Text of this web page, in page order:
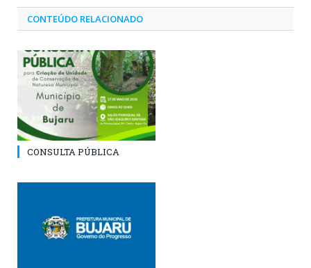
CONTEÚDO RELACIONADO
CONSULTA PÚBLICA